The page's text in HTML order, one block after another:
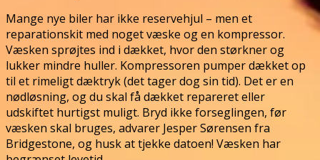
Mange nye biler har ikke reservehjul – men et
reparationskit med noget væske og en kompressor.
Væsken sprøjtes ind i dækket, hvor den størkner og
lukker mindre huller. Kompressoren pumper dækket op
til et rimeligt dæktryk (det tager dog sin tid). Det er en
nødløsning, og du skal få dækket repareret eller
udskiftet hurtigst muligt. Bryd ikke forseglingen, før
væsken skal bruges, advarer Jesper Sørensen fra
Bridgestone, og husk at tjekke datoen! Væsken har